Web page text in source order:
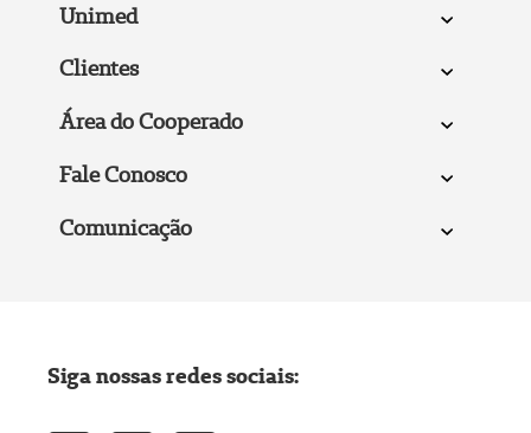
Unimed
Clientes
Área do Cooperado
Fale Conosco
Comunicação
Siga nossas redes sociais: